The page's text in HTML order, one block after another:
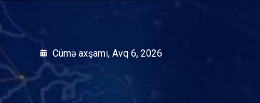
Cümə axşamı, Avq 6, 2026